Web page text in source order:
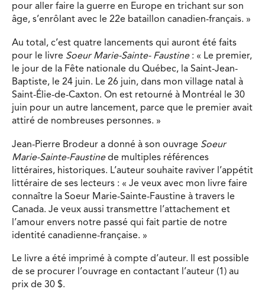
pour aller faire la guerre en Europe en trichant sur son
âge, s’enrôlant avec le 22e bataillon canadien-français. »
Au total, c’est quatre lancements qui auront été faits
pour le livre Soeur Marie-Sainte- Faustine : « Le premier,
le jour de la Fête nationale du Québec, la Saint-Jean-
Baptiste, le 24 juin. Le 26 juin, dans mon village natal à
Saint-Élie-de-Caxton. On est retourné à Montréal le 30
juin pour un autre lancement, parce que le premier avait
attiré de nombreuses personnes. »
Jean-Pierre Brodeur a donné à son ouvrage Soeur
Marie-Sainte-Faustinede multiples références
littéraires, historiques. L’auteur souhaite raviver l’appétit
littéraire de ses lecteurs : « Je veux avec mon livre faire
connaître la Soeur Marie-Sainte-Faustine à travers le
Canada. Je veux aussi transmettre l’attachement et
l’amour envers notre passé qui fait partie de notre
identité canadienne-française. »
Le livre a été imprimé à compte d’auteur. Il est possible
de se procurer l’ouvrage en contactant l’auteur (1) au
prix de 30 $.